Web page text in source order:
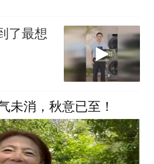
了最想
未消，秋意已至！